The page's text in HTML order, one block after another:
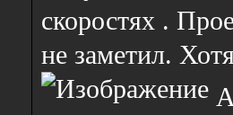
скоростях .
не заметил.